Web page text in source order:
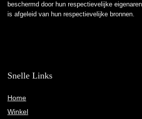
beschermd door hun respectievelijke
is afgeleid van hun respectievelijke bronnen.
Snelle Links
Home
Winkel